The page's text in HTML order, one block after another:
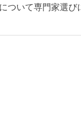
ついて専門家選び